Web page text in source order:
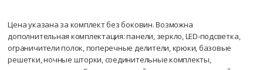
Цена указана за комплект без боковин. Возможна
дополнительная комплектация: панели, зеркло, LED-подсветка,
ограничители полок, поперечные делители, крюки, базовые
решетки, ночные шторки, соединительные комплекты,